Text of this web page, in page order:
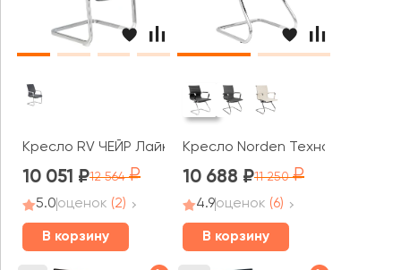
Кресло RV ЧЕЙР Лайк / Like (D819)
10 051 12 564
5.0оценок (2)
В корзину
Кресло Norden Техно CF
10 688 11 250
4.9оценок (6)
В корзину